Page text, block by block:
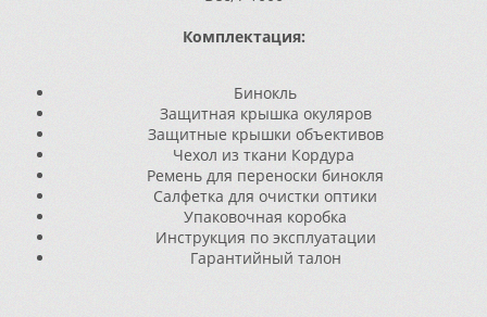
Комплектация:
Бинокль
Защитная крышка окуляров
Защитные крышки объективов
Чехол из ткани Кордура
Ремень для переноски бинокля
Салфетка для очистки оптики
Упаковочная коробка
Инструкция по эксплуатации
Гарантийный талон